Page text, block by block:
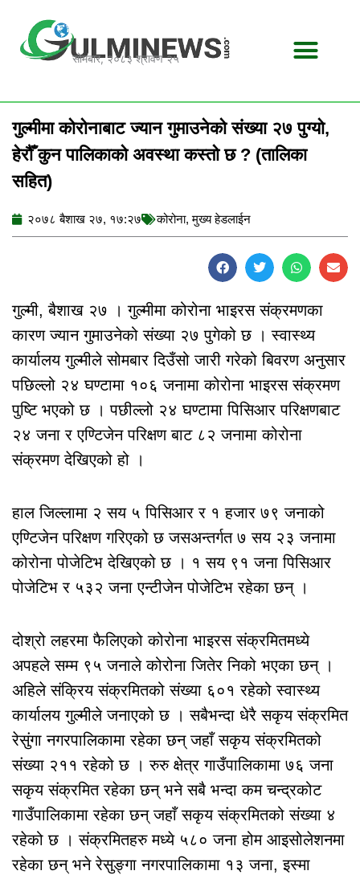
content
सोमबार, २०८३ श्रावण २५
गुल्मीमा कोरोनाबाट ज्यान गुमाउनेको संख्या २७ पुग्यो,
हेरौँ कुन पालिकाको अवस्था कस्तो छ ? (तालिका
सहित)
२०७८ बैशाख २७, १७:२७ कोरोना,मुख्य हेडलाईन
गुल्मी, बैशाख २७ । गुल्मीमा कोरोना भाइरस संक्रमणका
कारण ज्यान गुमाउनेको संख्या २७ पुगेको छ । स्वास्थ्य
कार्यालय गुल्मीले सोमबार दिउँसो जारी गरेको बिवरण अनुसार
पछिल्लो २४ घण्टामा १०६ जनामा कोरोना भाइरस संक्रमण
पुष्टि भएको छ । पछील्लो २४ घण्टामा पिसिआर परिक्षणबाट
२४ जना र एण्टिजेन परिक्षण बाट ८२ जनामा कोरोना
संक्रमण देखिएको हो ।
हाल जिल्लामा २ सय ५ पिसिआर र १ हजार ७९ जनाको
एण्टिजेन परिक्षण गरिएको छ जसअन्तर्गत ७ सय २३ जनामा
कोरोना पोजेटिभ देखिएको छ । १ सय ९१ जना पिसिआर
पोजेटिभ र ५३२ जना एन्टीजेन पोजेटिभ रहेका छन् ।
दोश्रो लहरमा फैलिएको कोरोना भाइरस संक्रमितमध्ये
अपहले सम्म ९५ जनाले कोरोना जितेर निको भएका छन् ।
अहिले संक्रिय संक्रमितको संख्या ६०१ रहेको स्वास्थ्य
कार्यालय गुल्मीले जनाएको छ । सबैभन्दा धेरै सकृय संक्रमित
रेसुंगा नगरपालिकामा रहेका छन् जहाँ सकृय संक्रमितको
संख्या २११ रहेको छ । रुरु क्षेत्र गाउँपालिकामा ७६ जना
सकृय संक्रमित रहेका छन् भने सबै भन्दा कम चन्द्रकोट
गाउँपालिकामा रहेका छन् जहाँ सकृय संक्रमितको संख्या ४
रहेको छ । संक्रमितहरु मध्ये ५८० जना होम आइसोलेशनमा
रहेका छन् भने रेसुङ्गा नगरपालिकामा १३ जना, इस्मा